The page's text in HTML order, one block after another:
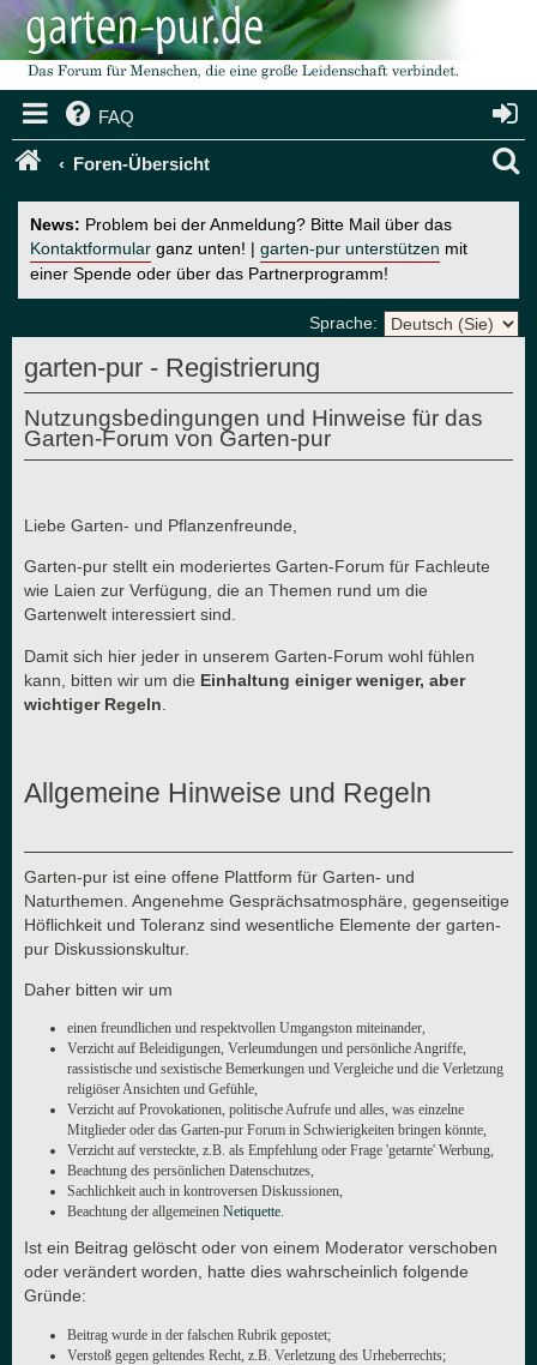
FAQ
Foren-Übersicht
News: Problem bei der Anmeldung? Bitte Mail über das
Kontaktformular ganz unten! | garten-pur unterstützen mit
einer Spende oder über das Partnerprogramm!
Sprache:
garten-pur - Registrierung
Nutzungsbedingungen und Hinweise für das
Garten-Forum von Garten-pur
Liebe Garten- und Pflanzenfreunde,
Garten-pur stellt ein moderiertes Garten-Forum für Fachleute
wie Laien zur Verfügung, die an Themen rund um die
Gartenwelt interessiert sind.
Damit sich hier jeder in unserem Garten-Forum wohl fühlen
kann, bitten wir um die Einhaltung einiger weniger, aber
wichtiger Regeln
Allgemeine Hinweise und Regeln
Garten-pur ist eine offene Plattform für Garten- und
Naturthemen. Angenehme Gesprächsatmosphäre, gegenseitige
Höflichkeit und Toleranz sind wesentliche Elemente der garten-
pur Diskussionskultur.
Daher bitten wir um
einen freundlichen und respektvollen Umgangston miteinander,
Verzicht auf Beleidigungen, Verleumdungen und persönliche Angriffe,
rassistische und sexistische Bemerkungen und Vergleiche und die Verletzung
religiöser Ansichten und Gefühle,
Verzicht auf Provokationen, politische Aufrufe und alles, was einzelne
Mitglieder oder das Garten-pur Forum in Schwierigkeiten bringen könnte,
Verzicht auf versteckte, z.B. als Empfehlung oder Frage 'getarnte' Werbung,
Beachtung des persönlichen Datenschutzes,
Sachlichkeit auch in kontroversen Diskussionen,
Beachtung der allgemeinen Netiquette.
Ist ein Beitrag gelöscht oder von einem Moderator verschoben
oder verändert worden, hatte dies wahrscheinlich folgende
Gründe:
Beitrag wurde in der falschen Rubrik gepostet;
Verstoß gegen geltendes Recht, z.B. Verletzung des Urheberrechts;